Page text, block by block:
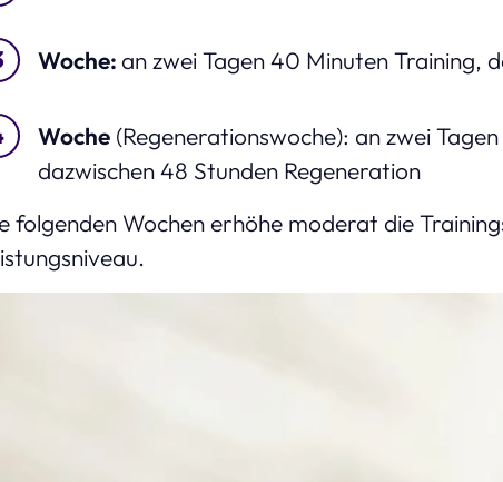
Woche: an zwei Tagen 40 Minuten Training,
Woche(Regenerationswoche): an zwei
dazwischen 48 Stunden Regeneration
folgenden Wochen erhöhe moderat die